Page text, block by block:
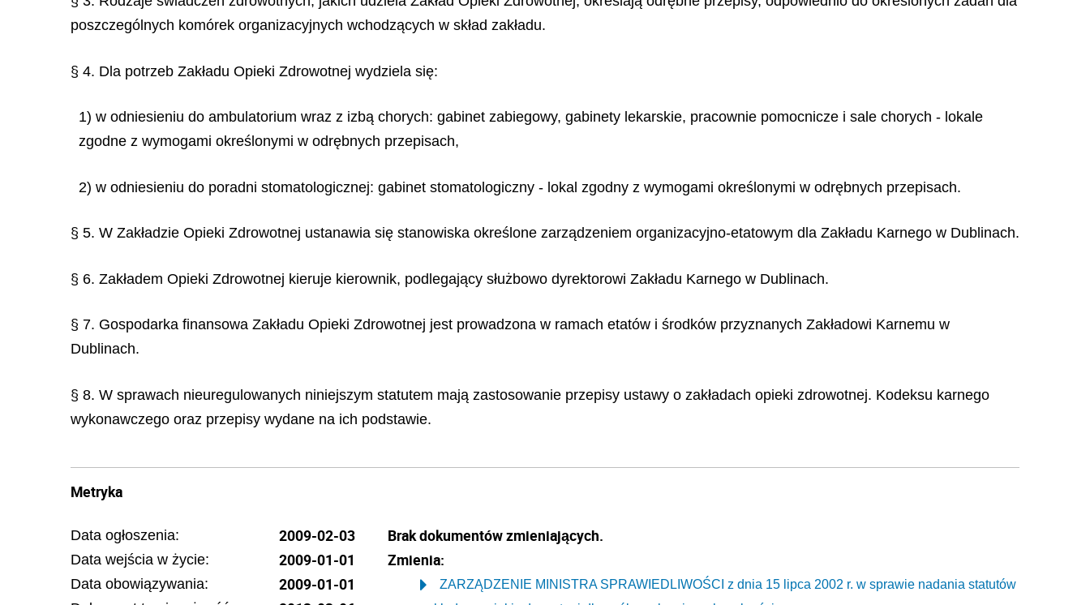
poszczególnych komórek organizacyjnych wchodzących w skład zakładu.
§ 4. Dla potrzeb Zakładu Opieki Zdrowotnej wydziela się:
1) w odniesieniu do ambulatorium wraz z izbą chorych: gabinet zabiegowy, gabinety lekarskie, pracownie pomocnicze i sale chorych - lokale
zgodne z wymogami określonymi w odrębnych przepisach,
2) w odniesieniu do poradni stomatologicznej: gabinet stomatologiczny - lokal zgodny z wymogami określonymi w odrębnych przepisach.
§ 5. W Zakładzie Opieki Zdrowotnej ustanawia się stanowiska określone zarządzeniem organizacyjno-etatowym dla Zakładu Karnego w Dublinach.
§ 6. Zakładem Opieki Zdrowotnej kieruje kierownik, podlegający służbowo dyrektorowi Zakładu Karnego w Dublinach.
§ 7. Gospodarka finansowa Zakładu Opieki Zdrowotnej jest prowadzona w ramach etatów i środków przyznanych Zakładowi Karnemu w
Dublinach.
§ 8. W sprawach nieuregulowanych niniejszym statutem mają zastosowanie przepisy ustawy o zakładach opieki zdrowotnej. Kodeksu karnego
wykonawczego oraz przepisy wydane na ich podstawie.
Metryka
Data ogłoszenia: 2009-02-03
Data wejścia w życie: 2009-01-01
Data obowiązywania: 2009-01-01
Brak dokumentów zmieniających.
Zmienia:
ZARZĄDZENIE MINISTRA SPRAWIEDLIWOŚCI z dnia 15 lipca 2002 r. w sprawie nadania statutów